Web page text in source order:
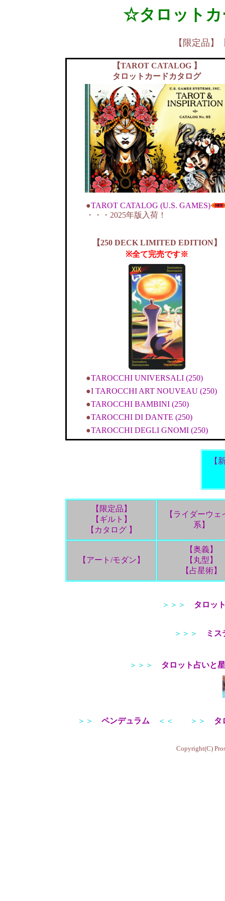
☆タロット
【限定品
【TAROT CATALOG 】
タロットカードカタログ
●TAROT CATALOG (U.S. GAMES)
・・・2025年版入荷！
【250 DECK LIMITED EDITION】
※全て完売です※
●TAROCCHI UNIVERSALI (250)
●I TAROCCHI ART NOUVEAU (250)
●TAROCCHI BAMBINI (250)
●TAROCCHI DI DANTE (250)
●TAROCCHI DEGLI GNOMI (250)
【
【限定品】
【ギルト】
【カタログ 】
【ライダーウェ
系】
【アート/モダン】
【奥義】
【丸型】
【占星術】
＞＞＞ タロッ
＞＞＞ ミス
＞＞＞ タロット占いと
＞＞ ペンデュラム ＜＜ ＞＞ タ
Copyright(C)